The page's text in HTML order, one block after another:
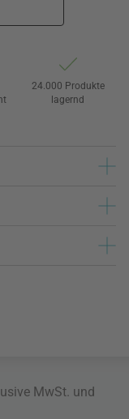
24.000 Produkte
lagernd
MwSt. und